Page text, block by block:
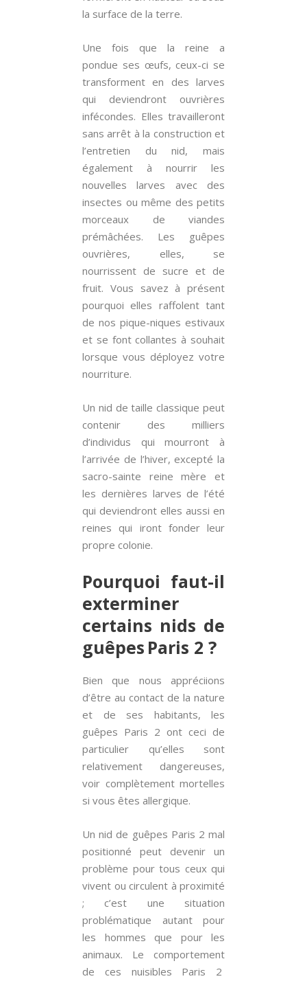
la surface de la terre.
Une fois que la reine a
pondue ses œufs, ceux-ci se
transforment en des larves
qui deviendront ouvrières
infécondes. Elles travailleront
sans arrêt à la construction et
l’entretien du nid, mais
également à nourrir les
nouvelles larves avec des
insectes ou même des petits
morceaux de viandes
prémâchées. Les guêpes
ouvrières, elles, se
nourrissent de sucre et de
fruit. Vous savez à présent
pourquoi elles raffolent tant
de nos pique-niques estivaux
et se font collantes à souhait
lorsque vous déployez votre
nourriture.
Un nid de taille classique peut
contenir des milliers
d’individus qui mourront à
l’arrivée de l’hiver, excepté la
sacro-sainte reine mère et
les dernières larves de l’été
qui deviendront elles aussi en
reines qui iront fonder leur
propre colonie.
Pourquoi faut-il
exterminer
certains nids de
guêpes Paris 2 ?
Bien que nous appréciions
d’être au contact de la nature
et de ses habitants, les
guêpes Paris 2 ont ceci de
particulier qu’elles sont
relativement dangereuses,
voir complètement mortelles
si vous êtes allergique.
Un nid de guêpes Paris 2 mal
positionné peut devenir un
problème pour tous ceux qui
vivent ou circulent à proximité
; c’est une situation
problématique autant pour
les hommes que pour les
animaux. Le comportement
de ces nuisibles Paris 2